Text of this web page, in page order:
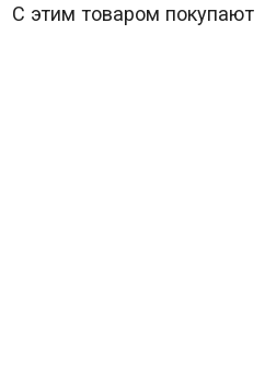
С этим товаром покупают